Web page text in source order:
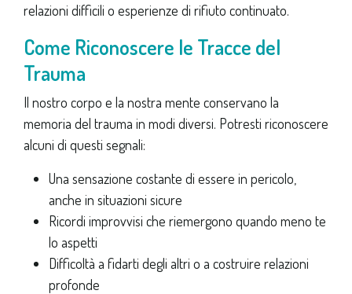
relazioni difficili o esperienze di rifiuto continuato.
Come Riconoscere le Tracce del
Trauma
Il nostro corpo e la nostra mente conservano la
memoria del trauma in modi diversi. Potresti riconoscere
alcuni di questi segnali:
Una sensazione costante di essere in pericolo,
anche in situazioni sicure
Ricordi improvvisi che riemergono quando meno te
lo aspetti
Difficoltà a fidarti degli altri o a costruire relazioni
profonde